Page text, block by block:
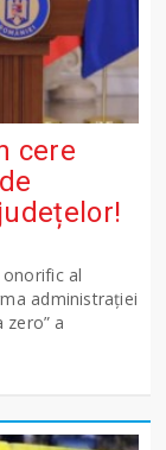
cere
al
administrației
a